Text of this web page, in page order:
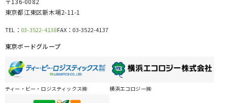
東京都江東区新木場2-11-1
TEL： 03-3522-4138FAX： 03-3522-4137
東京ボードグループ
ティー・ビー・ロジスティックス㈱ 横浜エコロジー㈱